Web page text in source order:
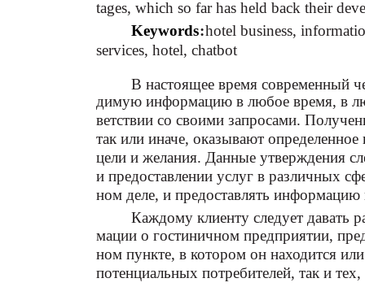
tages, which so far has held back their
Keywords:hotel business,
services, hotel, chatbot
В настоящее время современный
димую информацию в любое время, в
ветствии со своими запросами.
так или иначе, оказывают определенное
цели и желания. Данные утверждения
и предоставлении услуг в различных
ном деле, и предоставлять информацию
Каждому клиенту следует давать
мации о гостиничном предприятии,
ном пункте, в котором он находится
потенциальных потребителей, так и